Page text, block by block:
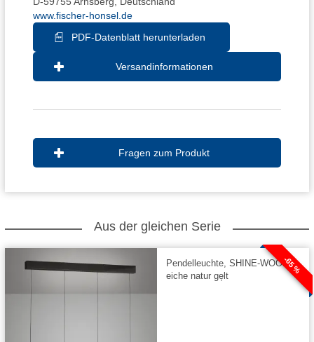
www.fischer-honsel.de
PDF-Datenblatt herunterladen
Versandinformationen
Fragen zum Produkt
Aus der gleichen Serie
-65 %
Pendelleuchte, SHINE-WOOD |
eiche natur ge̦lt